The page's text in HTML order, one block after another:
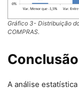
Gráfico 3- Distribuição
COMPRAS.
Conclusão
A análise